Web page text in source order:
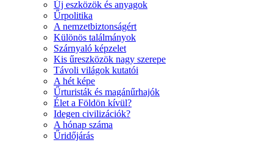
Új eszközök és anyagok
Űrpolitika
A nemzetbiztonságért
Különös találmányok
Szárnyaló képzelet
Kis űreszközök nagy szerepe
Távoli világok kutatói
A hét képe
Űrturisták és magánűrhajók
Élet a Földön kívül?
Idegen civilizációk?
A hónap száma
Űridőjárás